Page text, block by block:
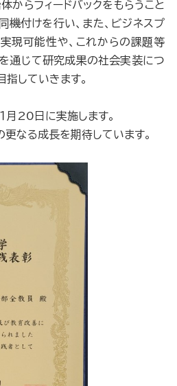
からフィードバックをもらうこと
機付けを行い、また、ビジネスプ
現可能性や、これからの課題等
通じて研究成果の社会実装につ
指していきます。
月20日に実施します。
なる成長を期待しています。